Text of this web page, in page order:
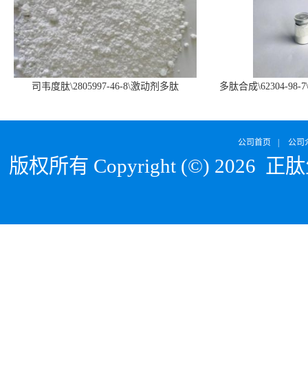
司韦度肽\2805997-46-8\激动剂多肽
多肽合成\62304-98-
公司首页 公司
版权所有 Copyright (©) 2026 正